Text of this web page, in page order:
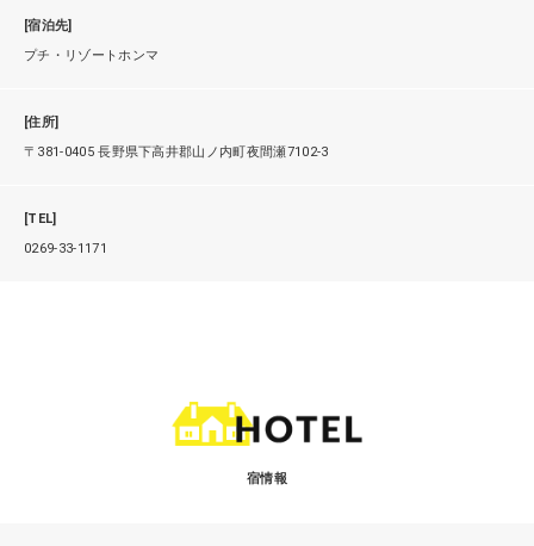
[宿泊先]
プチ・リゾートホンマ
[住所]
〒381-0405 長野県下高井郡山ノ内町夜間瀬7102-3
[TEL]
0269-33-1171
宿情報